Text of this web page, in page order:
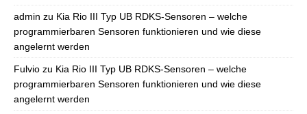
admin zu Kia Rio III Typ UB RDKS-Sensoren – welche
programmierbaren Sensoren funktionieren und wie diese
angelernt werden
Fulvio zu Kia Rio III Typ UB RDKS-Sensoren – welche
programmierbaren Sensoren funktionieren und wie diese
angelernt werden